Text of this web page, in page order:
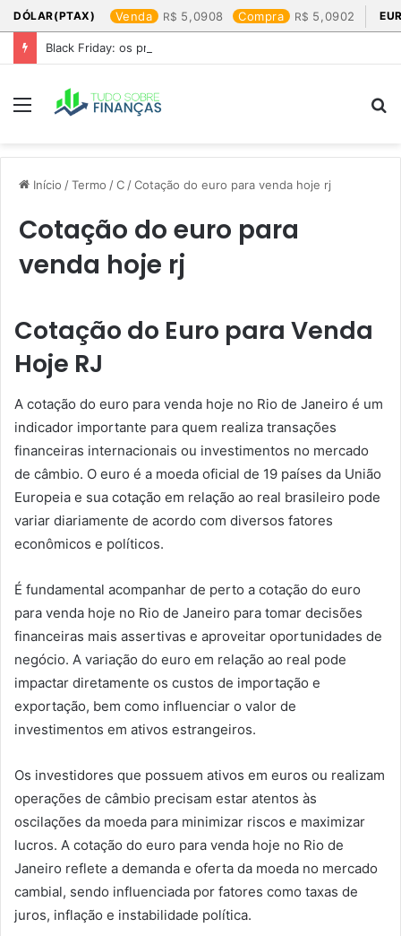
DÓLAR(PTAX) Venda 5,0908 Compra 5,0902
Black Friday: os produtos que mais valem a pena
Menu
Início /Termo /C /Cotação do euro para venda hoje rj​
Cotação do euro para
venda hoje rj​
Cotação do Euro para Venda
Hoje RJ
A cotação do euro para venda hoje no Rio de Janeiro é um
indicador importante para quem realiza transações
financeiras internacionais ou investimentos no mercado
de câmbio. O euro é a moeda oficial de 19 países da União
Europeia e sua cotação em relação ao real brasileiro pode
variar diariamente de acordo com diversos fatores
econômicos e políticos.
É fundamental acompanhar de perto a cotação do euro
para venda hoje no Rio de Janeiro para tomar decisões
financeiras mais assertivas e aproveitar oportunidades de
negócio. A variação do euro em relação ao real pode
impactar diretamente os custos de importação e
exportação, bem como influenciar o valor de
investimentos em ativos estrangeiros.
Os investidores que possuem ativos em euros ou realizam
operações de câmbio precisam estar atentos às
oscilações da moeda para minimizar riscos e maximizar
lucros. A cotação do euro para venda hoje no Rio de
Janeiro reflete a demanda e oferta da moeda no mercado
cambial, sendo influenciada por fatores como taxas de
juros, inflação e instabilidade política.